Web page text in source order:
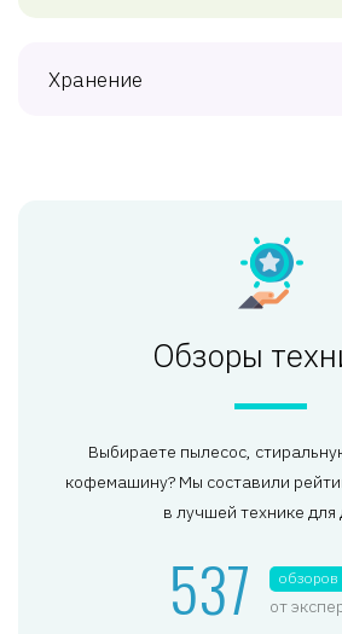
Хранение
Обзоры
Выбираете пылесос,
кофемашину? Мы составили
в лучшей технике для
537 обзоров
от